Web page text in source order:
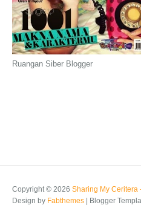
Ruangan Siber Blogger
Copyright © 2026 Sharing My Ceritera
Design by Fabthemes | Blogger